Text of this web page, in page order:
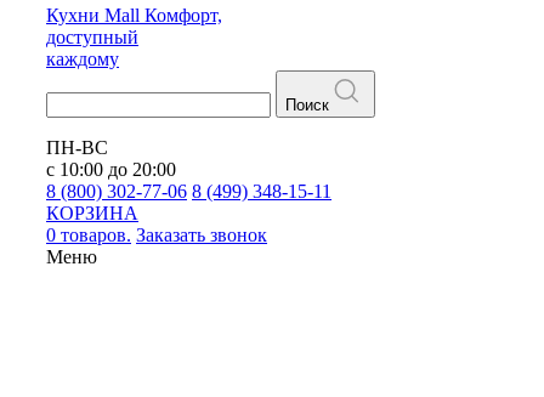
Кухни Mall Комфорт,
доступный
каждому
Поиск
ПН-ВС
с 10:00 до 20:00
8 (800) 302-77-06 8 (499) 348-15-11
КОРЗИНА
0 товаров. Заказать звонок
Меню